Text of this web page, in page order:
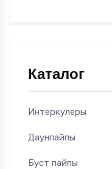
Каталог
Интеркулеры
Даунпайпы
Буст пайпы